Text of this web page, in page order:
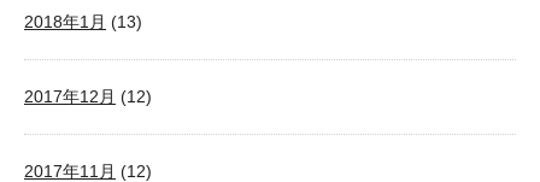
2018年1月 (13)
2017年12月 (12)
2017年11月 (12)